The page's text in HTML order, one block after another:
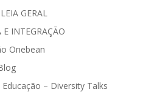
GERAL
INTEGRAÇÃO
Onebean
– Diversity Talks